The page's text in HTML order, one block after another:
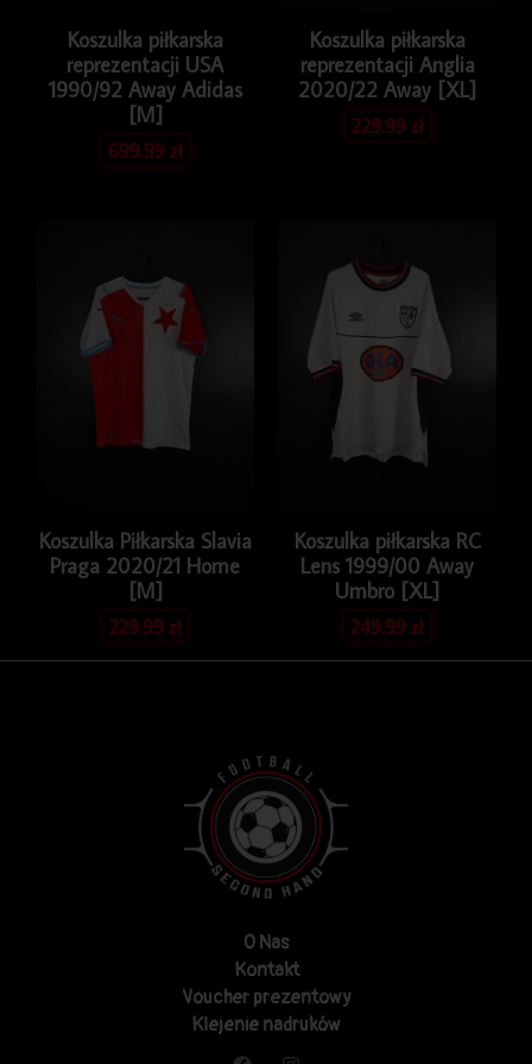
Koszulka piłkarska
reprezentacji USA
1990/92 Away Adidas
[M]
699.99zł
Koszulka piłkarska
reprezentacji Anglia
2020/22 Away [XL]
229.99zł
Koszulka Piłkarska Slavia
Praga 2020/21 Home
[M]
229.99zł
Koszulka piłkarska RC
Lens 1999/00 Away
Umbro [XL]
249.99zł
O Nas
Kontakt
Voucher prezentowy
Klejenie nadruków